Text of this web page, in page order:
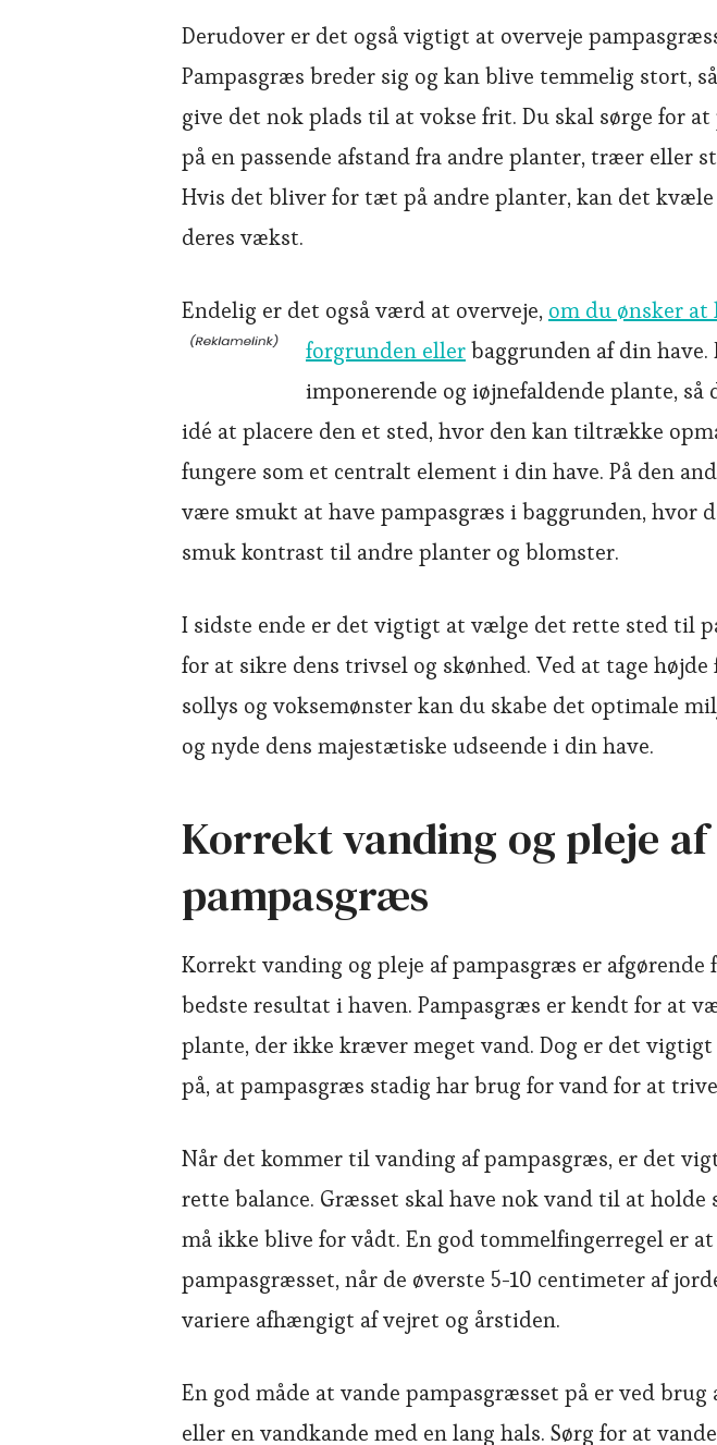
Derudover er det også vigtigt at overveje
Pampasgræs breder sig og kan blive temmelig stort,
give det nok plads til at vokse frit. Du skal sørge for
på en passende afstand fra andre planter, træer eller
Hvis det bliver for tæt på andre planter, kan det
deres vækst.
Endelig er det også værd at overveje, om du ønsker at
forgrunden ellerbaggrunden af din have.
imponerende og iøjnefaldende plante, så
idé at placere den et sted, hvor den kan tiltrække
fungere som et centralt element i din have. På den
være smukt at have pampasgræs i baggrunden, hvor
smuk kontrast til andre planter og blomster.
I sidste ende er det vigtigt at vælge det rette sted til
for at sikre dens trivsel og skønhed. Ved at tage
sollys og voksemønster kan du skabe det optimale
og nyde dens majestætiske udseende i din have.
Korrekt vanding og pleje af
pampasgræs
Korrekt vanding og pleje af pampasgræs er afgørende
bedste resultat i haven. Pampasgræs er kendt for at
plante, der ikke kræver meget vand. Dog er det
på, at pampasgræs stadig har brug for vand for at
Når det kommer til vanding af pampasgræs, er det
rette balance. Græsset skal have nok vand til at holde
må ikke blive for vådt. En god tommelfingerregel er
pampasgræsset, når de øverste 5-10 centimeter af
variere afhængigt af vejret og årstiden.
En god måde at vande pampasgræsset på er ved brug
eller en vandkande med en lang hals. Sørg for at